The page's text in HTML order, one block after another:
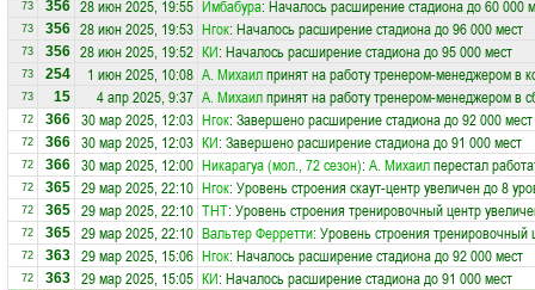
73 356 28 июн 2025, 19:55 Имбабура: Началось расширение стадиона до 60 000
73 356 28 июн 2025, 19:53 Нгок: Началось расширение стадиона до 96 000 мест
73 356 28 июн 2025, 19:52 КИ: Началось расширение стадиона до 95 000 мест
73 254 1 июн 2025, 10:08 А. Михаилпринят на работу тренером-менеджером в
73 15 4 апр 2025, 9:37 А. Михаилпринят на работу тренером-менеджером в
72 366 30 мар 2025, 12:03 Нгок: Завершено расширение стадиона до 92 000 мест
72 366 30 мар 2025, 12:03 КИ: Завершено расширение стадиона до 91 000 мест
72 366 30 мар 2025, 12:00 Никарагуа (мол., 72 сезон): А. Михаилперестал
72 365 29 мар 2025, 22:10 Нгок: Уровень строения скаут-центр увеличен до 8
72 365 29 мар 2025, 22:10 ТНТ: Уровень строения тренировочный центр
72 365 29 мар 2025, 22:10 Вальтер Ферретти: Уровень строения тренировочный
72 363 29 мар 2025, 15:06 Нгок: Началось расширение стадиона до 92 000 мест
72 363 29 мар 2025, 15:05 КИ: Началось расширение стадиона до 91 000 мест